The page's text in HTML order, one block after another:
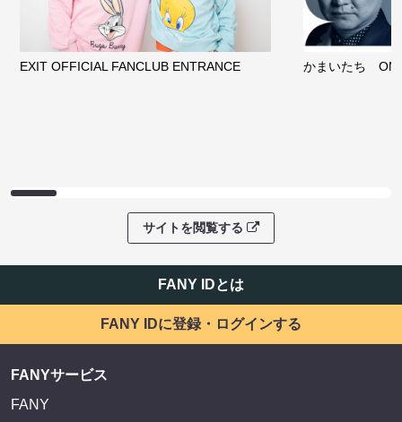
EXIT OFFICIAL FANCLUB ENTRANCE かまいたち
サイトを閲覧する
FANY IDとは
FANY IDに登録・ログインする
FANYサービス
FANY